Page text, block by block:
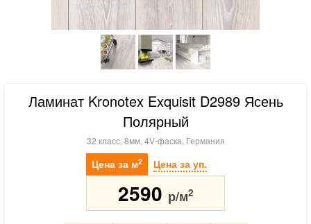
Ламинат Kronotex Exquisit D2989 Ясень
Полярный
32 класс, 8мм, 4V-фаска, Германия
Цена за м2 Цена за уп.
2590 р/м2